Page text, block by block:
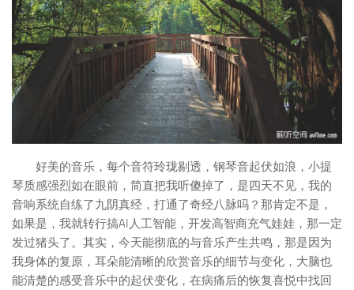
好美的音乐，每个音符玲珑剔透，钢琴音起伏如浪，小提
琴质感强烈如在眼前，简直把我听傻掉了，是四天不见，我的
音响系统自练了九阴真经，打通了奇经八脉吗？那肯定不是，
如果是，我就转行搞AI人工智能，开发高智商充气娃娃，那一定
发过猪头了。其实，今天能彻底的与音乐产生共鸣，那是因为
我身体的复原，耳朵能清晰的欣赏音乐的细节与变化，大脑也
能清楚的感受音乐中的起伏变化，在病痛后的恢复喜悦中找回